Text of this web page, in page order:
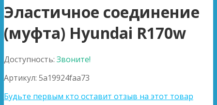
Эластичное соединение
(муфта) Hyundai R170w
Доступность: Звоните!
Артикул: 5a19924faa73
Будьте первым кто оставит отзыв на этот товар